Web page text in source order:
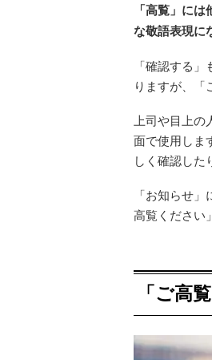
「高覧」に
な敬語表現に
「確認する
りますが、「
上司や目上
面で使用しま
しく確認した
「お知らせ
高覧ください
「ご高